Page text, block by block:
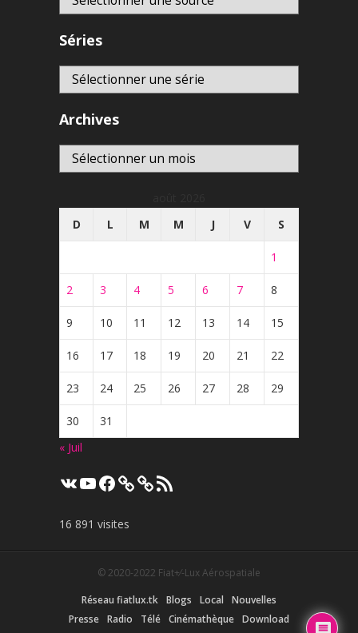
Séries
Archives
Archives
D
L M M J V S
1
2 3 4 5 6 7 8
9 10 11 12 13 14 15
16 17 18 19 20 21 22
23 24 25 26 27 28 29
30
31
« Juil
VK YouTube
Facebook Flux
RSS
16 891 visites
© 2020-2022 Fiat+⁄-Lux Aérospatiale
Réseau fiatlux.tk Blogs Local
Nouvelles
Presse Radio Télé Cinémathèque Download